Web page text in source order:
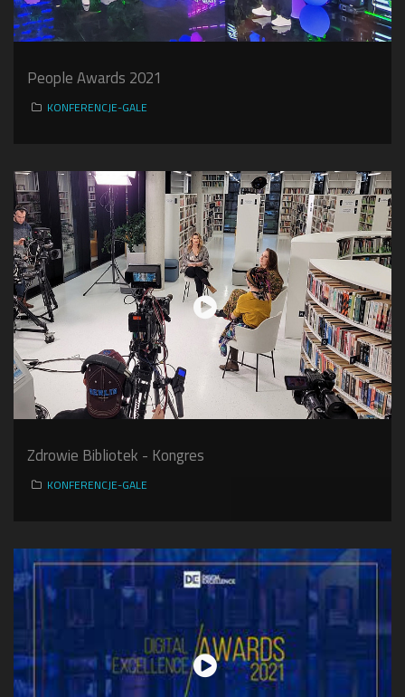
People Awards 2021
KONFERENCJE-GALE
Zdrowie Bibliotek - Kongres
KONFERENCJE-GALE